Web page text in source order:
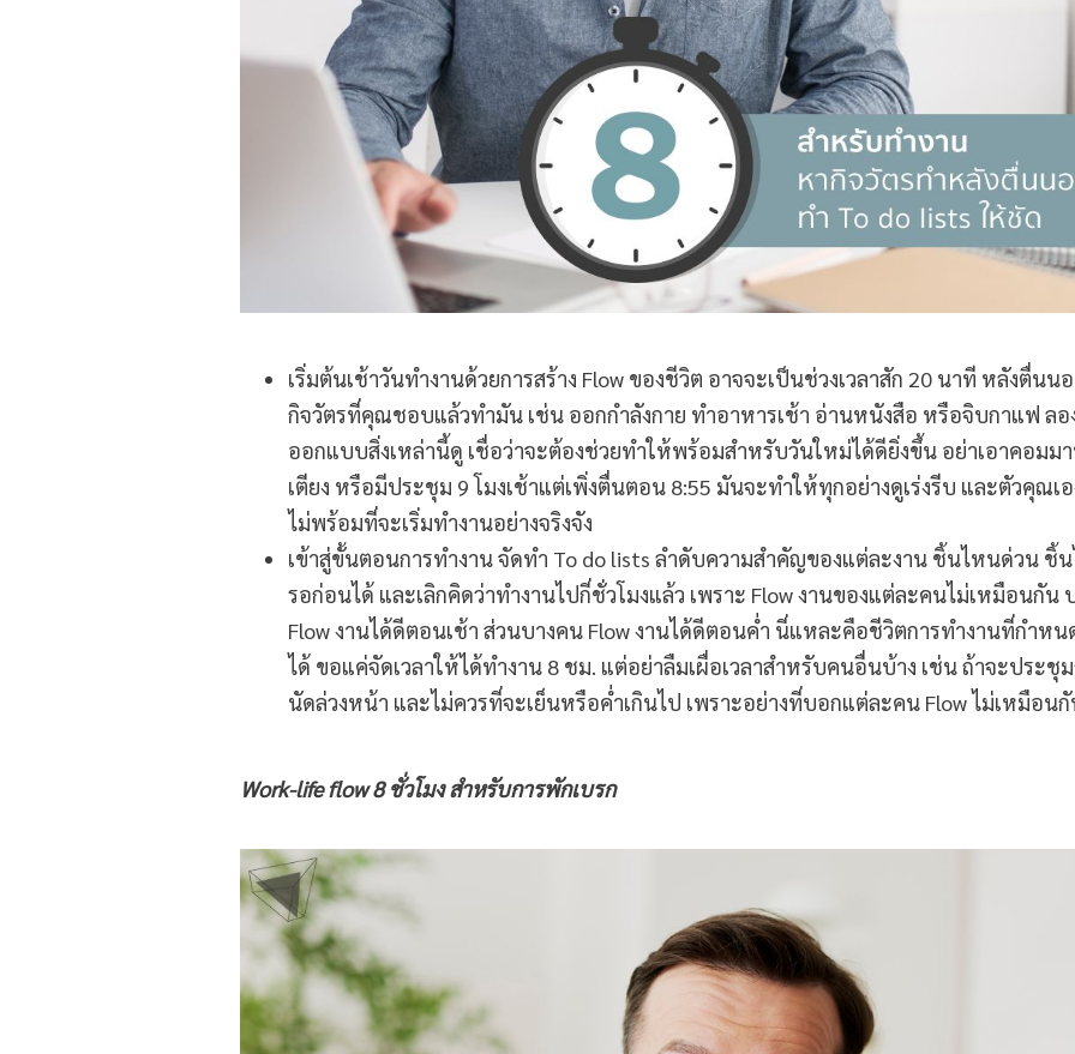
เริ่มต้นเช้าวันทำงานด้วยการสร้าง Flow ของชีวิต อาจจะเป็นช่วงเวลาสัก 20 นาที หลังตื่นน
กิจวัตรที่คุณชอบแล้วทำมัน เช่น ออกกำลังกาย ทำอาหารเช้า อ่านหนังสือ หรือจิบกาแฟ ลอ
ออกแบบสิ่งเหล่านี้ดู เชื่อว่าจะต้องช่วยทำให้พร้อมสำหรับวันใหม่ได้ดียิ่งขึ้น อย่าเอาคอมม
เตียง หรือมีประชุม 9 โมงเช้าแต่เพิ่งตื่นตอน 8:55 มันจะทำให้ทุกอย่างดูเร่งรีบ และตัวคุณเอ
ไม่พร้อมที่จะเริ่มทำงานอย่างจริงจัง
เข้าสู่ขั้นตอนการทำงาน จัดทำ To do lists ลำดับความสำคัญของแต่ละงาน ชิ้นไหนด่วน ชิ้
รอก่อนได้ และเลิกคิดว่าทำงานไปกี่ชั่วโมงแล้ว เพราะ Flow งานของแต่ละคนไม่เหมือนกัน
Flow งานได้ดีตอนเช้า ส่วนบางคน Flow งานได้ดีตอนค่ำ นี่แหละคือชีวิตการทำงานที่กำหน
ได้ ขอแค่จัดเวลาให้ได้ทำงาน 8 ชม. แต่อย่าลืมเผื่อเวลาสำหรับคนอื่นบ้าง เช่น ถ้าจะประชุ
นัดล่วงหน้า และไม่ควรที่จะเย็นหรือค่ำเกินไป เพราะอย่างที่บอกแต่ละคน Flow ไม่เหมือน
Work-life flow 8 ชั่วโมง สำหรับการพักเบรก